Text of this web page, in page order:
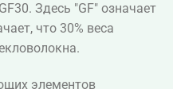
Здесь "GF" означает
что 30% веса
элементов